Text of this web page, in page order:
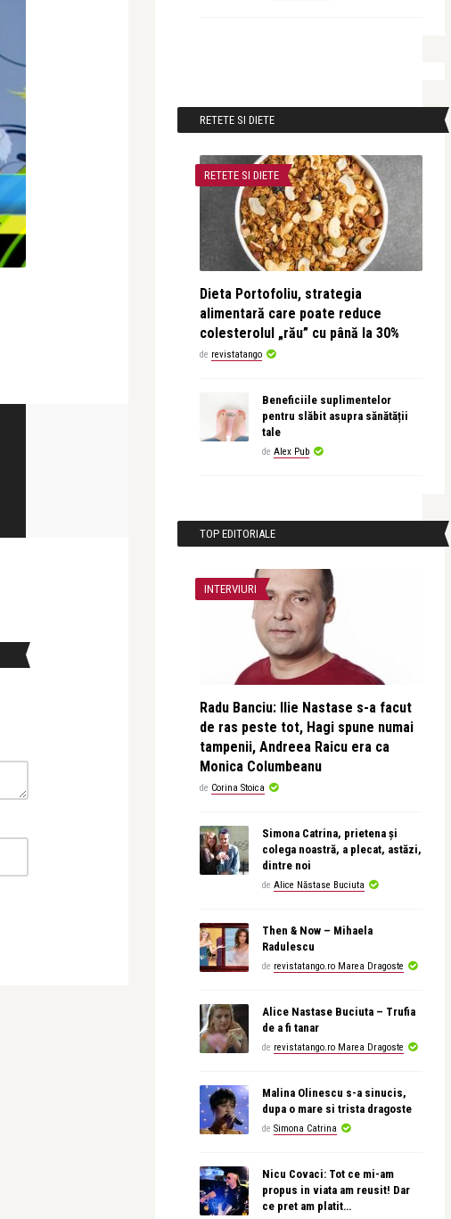
pentru
peste tot in ...
DRAGOSTE
definiției iu
RETETE SI DIETE
RETETE SI DIETE
Dieta Portofoliu, strategia
alimentară care poate reduce
colesterolul „rău” cu până la 30%
de revistatango
Beneficiile suplimentelor
pentru slăbit asupra sănătății
tale
de Alex Pub
TOP EDITORIALE
INTERVIURI
Radu Banciu: Ilie Nastase s-a facut
de ras peste tot, Hagi spune numai
tampenii, Andreea Raicu era ca
Monica Columbeanu
de Corina Stoica
Simona Catrina, prietena și
colega noastră, a plecat, astăzi,
dintre noi
de Alice Năstase Buciuta
Then & Now – Mihaela
Radulescu
de revistatango.ro Marea Dragoste
Alice Nastase Buciuta – Trufia
de a fi tanar
de revistatango.ro Marea Dragoste
Malina Olinescu s-a sinucis,
dupa o mare si trista dragoste
de Simona Catrina
Nicu Covaci: Tot ce mi-am
propus in viata am reusit! Dar
ce pret am platit…